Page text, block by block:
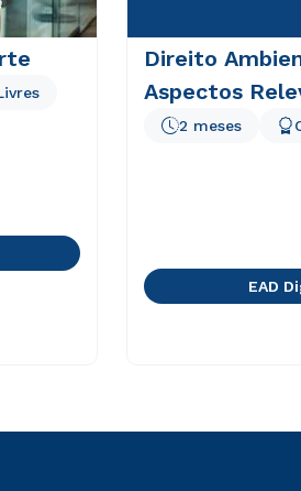
Direito
Aspectos
2 meses
EAD